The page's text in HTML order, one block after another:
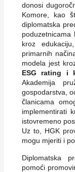
donosi
Komore, kao
diplomatska
poduzetnicama
kroz
primarnih
modela jest
ESG rating i
Akademija
gospodarstva,
članicama
implementirati
istovremeno
Uz to, HGK
mogu mjeriti i
Diplomatska
pomoći